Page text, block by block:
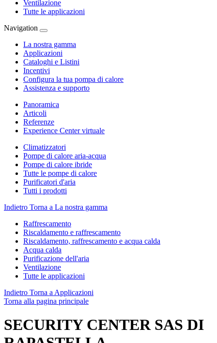
Ventilazione
Tutte le applicazioni
Navigation
La nostra gamma
Applicazioni
Cataloghi e Listini
Incentivi
Configura la tua pompa di calore
Assistenza e supporto
Panoramica
Articoli
Referenze
Experience Center virtuale
Climatizzatori
Pompe di calore aria-acqua
Pompe di calore ibride
Tutte le pompe di calore
Purificatori d'aria
Tutti i prodotti
Indietro Torna a La nostra gamma
Raffrescamento
Riscaldamento e raffrescamento
Riscaldamento, raffrescamento e acqua calda
Acqua calda
Purificazione dell'aria
Ventilazione
Tutte le applicazioni
Indietro Torna a Applicazioni
Torna alla pagina principale
SECURITY CENTER SAS DI